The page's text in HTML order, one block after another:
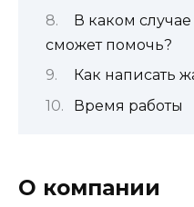
В каком
сможет помочь?
Как написать
Время работы
О компании